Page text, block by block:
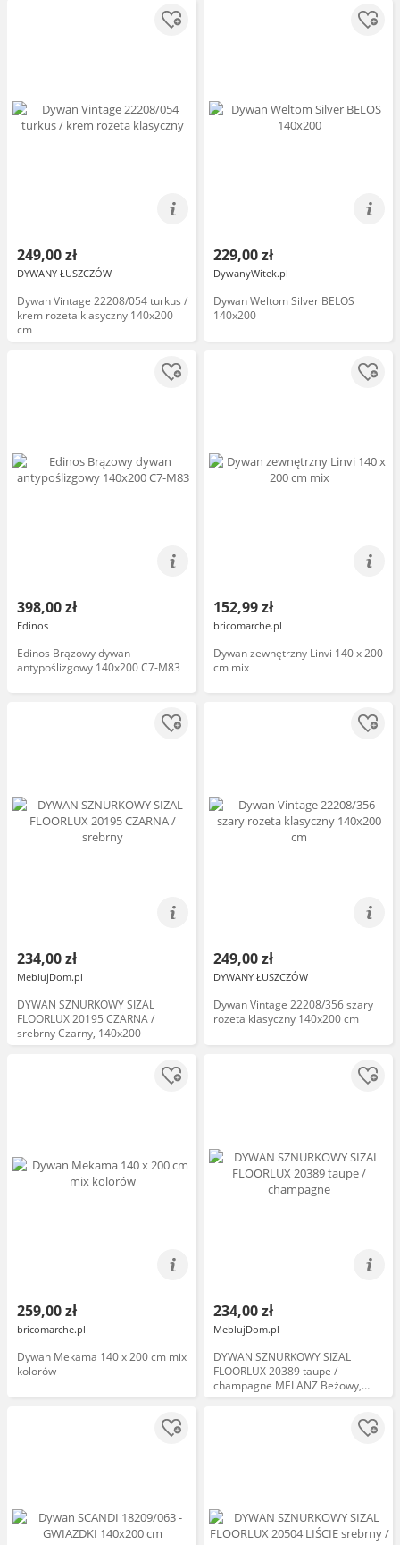
249,00 zł
DYWANY ŁUSZCZÓW
Dywan Vintage 22208/054 turkus /
krem rozeta klasyczny 140x200
cm
229,00 zł
DywanyWitek.pl
Dywan Weltom Silver BELOS
140x200
398,00 zł
Edinos
Edinos Brązowy dywan
antypoślizgowy 140x200 C7-M83
152,99 zł
bricomarche.pl
Dywan zewnętrzny Linvi 140 x 200
cm mix
234,00 zł
MeblujDom.pl
DYWAN SZNURKOWY SIZAL
FLOORLUX 20195 CZARNA /
srebrny Czarny, 140x200
249,00 zł
DYWANY ŁUSZCZÓW
Dywan Vintage 22208/356 szary
rozeta klasyczny 140x200 cm
259,00 zł
bricomarche.pl
Dywan Mekama 140 x 200 cm mix
kolorów
234,00 zł
MeblujDom.pl
DYWAN SZNURKOWY SIZAL
FLOORLUX 20389 taupe /
champagne MELANŻ Beżowy,
140x200